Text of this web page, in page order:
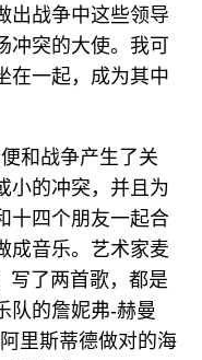
出战争中这些领导
冲突的大使。我可
在一起，成为其中
和战争产生了关
小的冲突，并且为
十四个朋友一起合
成音乐。艺术家麦
写了两首歌，都是
队的詹妮弗-赫曼
里斯蒂德做对的海